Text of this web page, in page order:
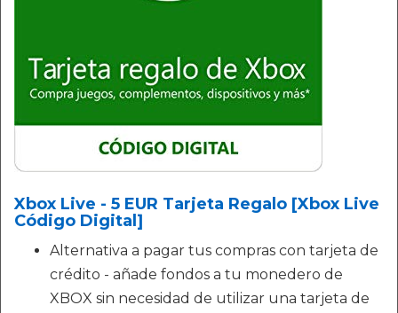
Xbox Live - 5 EUR Tarjeta Regalo [Xbox Live
Código Digital]
Alternativa a pagar tus compras con tarjeta de
crédito - añade fondos a tu monedero de
XBOX sin necesidad de utilizar una tarjeta de